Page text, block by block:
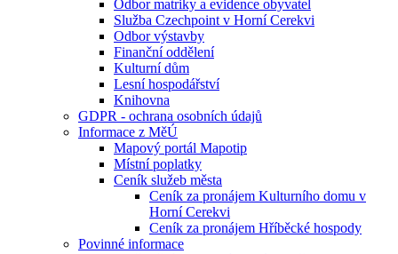
Odbor matriky a evidence obyvatel
Služba Czechpoint v Horní Cerekvi
Odbor výstavby
Finanční oddělení
Kulturní dům
Lesní hospodářství
Knihovna
GDPR - ochrana osobních údajů
Informace z MěÚ
Mapový portál Mapotip
Místní poplatky
Ceník služeb města
Ceník za pronájem Kulturního domu v
Horní Cerekvi
Ceník za pronájem Hříběcké hospody
Povinné informace